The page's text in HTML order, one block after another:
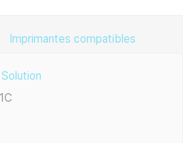
Imprimantes compatibles